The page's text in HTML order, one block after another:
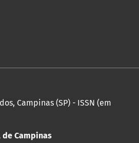
Campinas (SP) - ISSN (em
Campinas